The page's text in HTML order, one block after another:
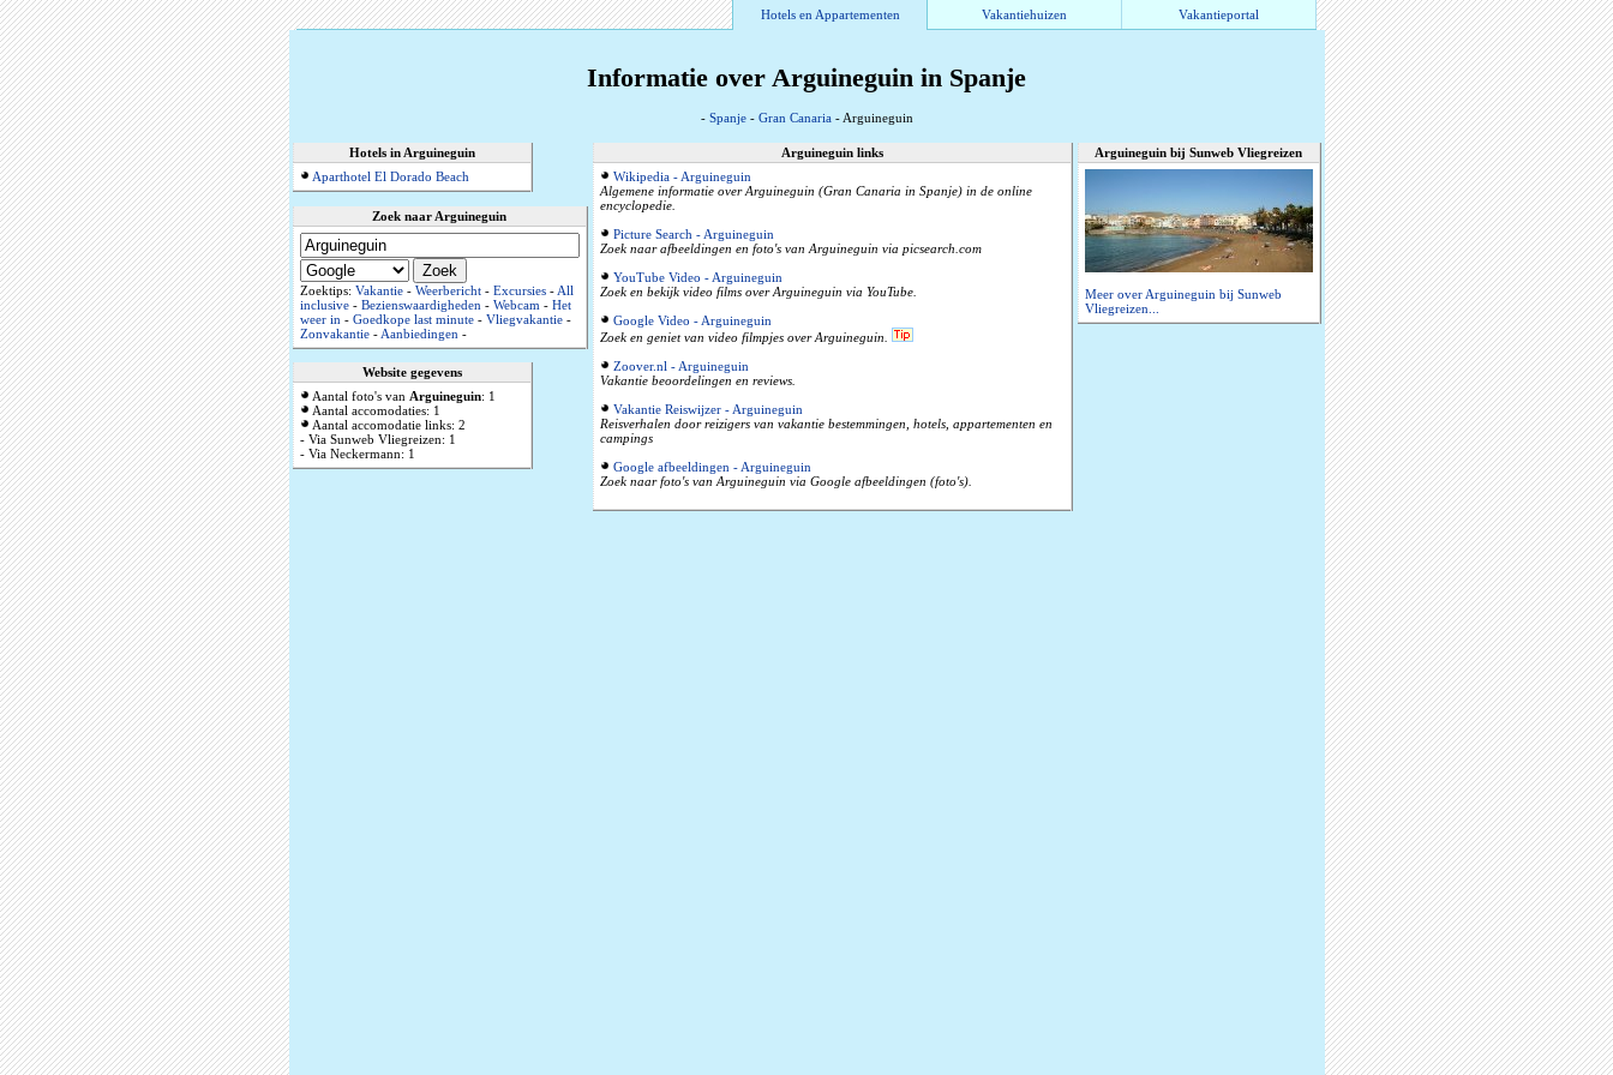
Hotels en Appartementen Vakantiehuizen Vakantieportal
Informatie over Arguineguin in Spanje
- Spanje- Gran Canaria- Arguineguin
Hotels in Arguineguin
Aparthotel El Dorado Beach
Zoek naar Arguineguin
Zoektips: Vakantie- Weerbericht- Excursies-All
inclusive- Bezienswaardigheden- Webcam- Het
weer in- Goedkope last minute- Vliegvakantie-
Zonvakantie-Aanbiedingen-
Website gegevens
Aantal foto's van Arguineguin: 1
Aantal accomodaties: 1
Aantal accomodatie links: 2
- Via Sunweb Vliegreizen: 1
- Via Neckermann: 1
Arguineguin links
Wikipedia - Arguineguin
Algemene informatie over Arguineguin (Gran Canaria in Spanje) in de online
encyclopedie.
Picture Search - Arguineguin
Zoek naar afbeeldingen en foto's van Arguineguin via picsearch.com
YouTube Video - Arguineguin
Zoek en bekijk video films over Arguineguin via YouTube.
Google Video - Arguineguin
Zoek en geniet van video filmpjes over Arguineguin.
Zoover.nl - Arguineguin
Vakantie beoordelingen en reviews.
Vakantie Reiswijzer - Arguineguin
Reisverhalen door reizigers van vakantie bestemmingen, hotels, appartementen en
campings
Google afbeeldingen - Arguineguin
Zoek naar foto's van Arguineguin via Google afbeeldingen (foto's).
Arguineguin bij Sunweb Vliegreizen
Meer over Arguineguin bij Sunweb
Vliegreizen...